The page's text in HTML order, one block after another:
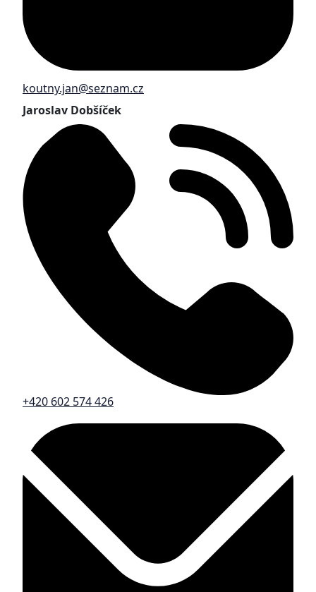
koutny.jan@seznam.cz
Jaroslav Dobšíček
+420 602 574 426